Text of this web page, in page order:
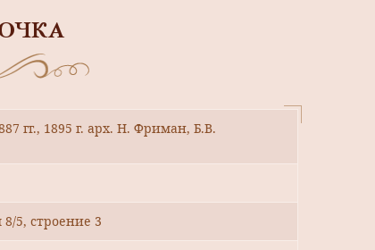
гг., 1895 г. арх. Н. Фриман, Б.В.
5, строение 3